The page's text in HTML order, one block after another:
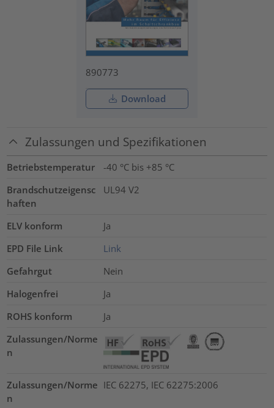
890773
Download
Zulassungen und Spezifikationen
Betriebstemperatur
-40 °C bis +85 °C
Brandschutzeigensc
haften
UL94 V2
ELV konform
Ja
EPD File Link
Link
Gefahrgut
Nein
Halogenfrei
Ja
ROHS konform
Ja
Zulassungen/Norme
n
Zulassungen/Norme
n
IEC 62275, IEC 62275:2006